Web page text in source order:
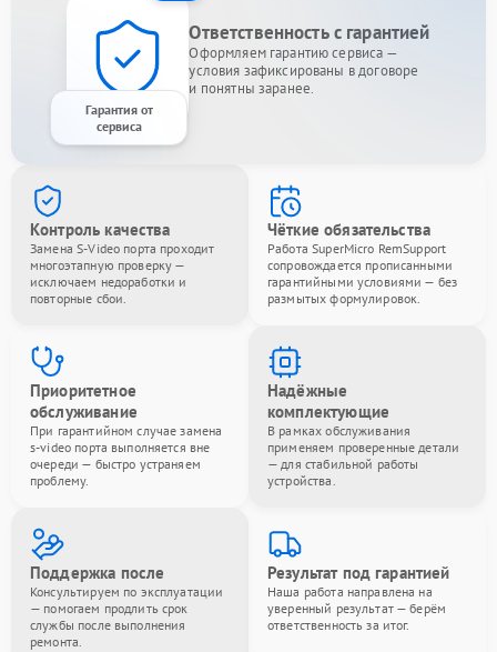
Гарантия от
сервиса
Ответственность с гарантией
Оформляем гарантию сервиса —
условия зафиксированы в договоре
и понятны заранее.
Контроль качества
Замена S-Video порта проходит
многоэтапную проверку —
исключаем недоработки и
повторные сбои.
Чёткие обязательства
Работа SuperMicro RemSupport
сопровождается прописанными
гарантийными условиями — без
размытых формулировок.
Приоритетное
обслуживание
При гарантийном случае замена
s-video порта выполняется вне
очереди — быстро устраняем
проблему.
Надёжные
комплектующие
В рамках обслуживания
применяем проверенные детали
— для стабильной работы
устройства.
Поддержка после
Консультируем по эксплуатации
— помогаем продлить срок
службы после выполнения
ремонта.
Результат под гарантией
Наша работа направлена на
уверенный результат — берём
ответственность за итог.